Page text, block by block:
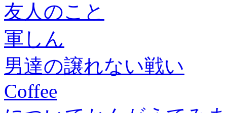
友人のこと
軍しん
男達の譲れない戦い
Coffee